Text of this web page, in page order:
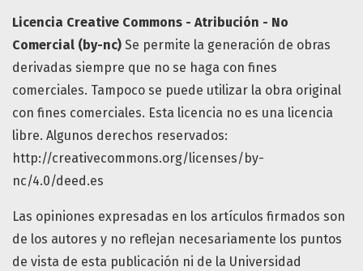
Licencia Creative Commons - Atribución - No
Comercial (by-nc) Se permite la generación de obras
derivadas siempre que no se haga con fines
comerciales. Tampoco se puede utilizar la obra original
con fines comerciales. Esta licencia no es una licencia
libre. Algunos derechos reservados:
http://creativecommons.org/licenses/by-
nc/4.0/deed.es
Las opiniones expresadas en los artículos firmados son
de los autores y no reflejan necesariamente los puntos
de vista de esta publicación ni de la Universidad